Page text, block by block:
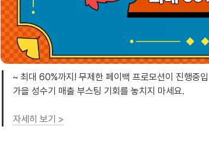
~ 최대 60%까지! 무제한 페이백 프로모션이 진행중
가을 성수기 매출 부스팅 기회를 놓치지 마세요.
자세히 보기 >